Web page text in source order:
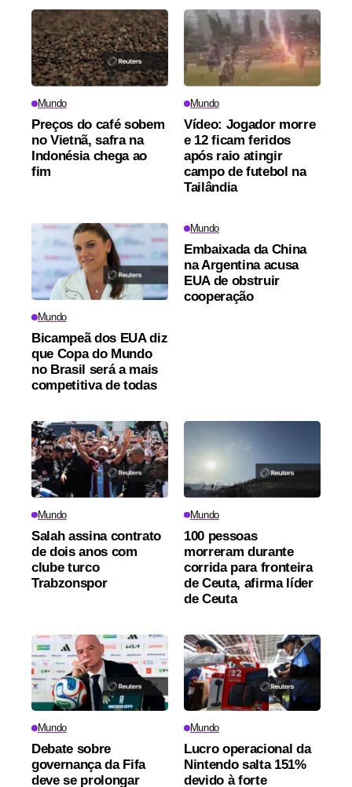
Mundo
Preços do café sobem
no Vietnã, safra na
Indonésia chega ao
fim
Mundo
Vídeo: Jogador morre
e 12 ficam feridos
após raio atingir
campo de futebol na
Tailândia
Mundo
Bicampeã dos EUA diz
que Copa do Mundo
no Brasil será a mais
competitiva de todas
Mundo
Embaixada da China
na Argentina acusa
EUA de obstruir
cooperação
Mundo
Salah assina contrato
de dois anos com
clube turco
Trabzonspor
Mundo
100 pessoas
morreram durante
corrida para fronteira
de Ceuta, afirma líder
de Ceuta
Mundo
Debate sobre
governança da Fifa
deve se prolongar
Mundo
Lucro operacional da
Nintendo salta 151%
devido à forte